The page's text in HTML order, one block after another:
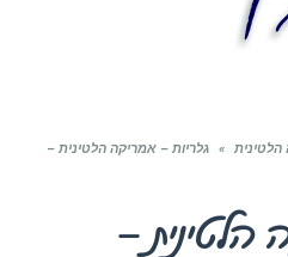
הלטינית »
גלריות – אמריקה הלטינית –
הלטינית –